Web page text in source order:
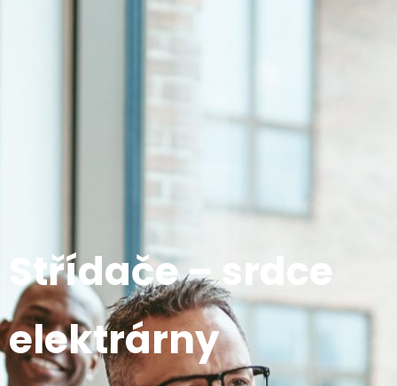
Střídače – srdce
elektrárny